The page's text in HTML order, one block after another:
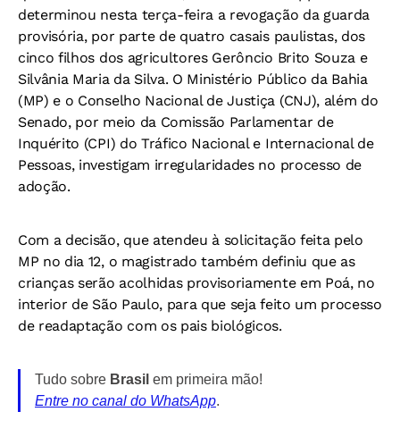
determinou nesta terça-feira a revogação da guarda
provisória, por parte de quatro casais paulistas, dos
cinco filhos dos agricultores Gerôncio Brito Souza e
Silvânia Maria da Silva. O Ministério Público da Bahia
(MP) e o Conselho Nacional de Justiça (CNJ), além do
Senado, por meio da Comissão Parlamentar de
Inquérito (CPI) do Tráfico Nacional e Internacional de
Pessoas, investigam irregularidades no processo de
adoção.
Com a decisão, que atendeu à solicitação feita pelo
MP no dia 12, o magistrado também definiu que as
crianças serão acolhidas provisoriamente em Poá, no
interior de São Paulo, para que seja feito um processo
de readaptação com os pais biológicos.
Tudo sobre Brasil em primeira mão!
Entre no canal do WhatsApp.